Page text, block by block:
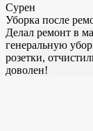
Сурен
Уборка после
Делал ремонт в
генеральную
розетки,
доволен!